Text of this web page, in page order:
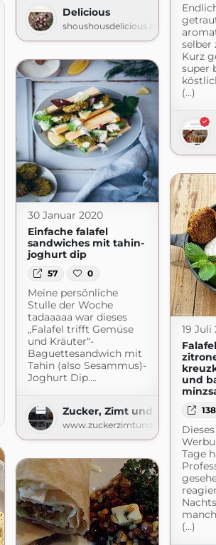
Delicious
shoushousdelicious.blogspot.com
selber
Kurz
super
(...)
30 Januar 2020
Einfache falafel
sandwiches mit tahin-
joghurt dip
57 0
Meine persönliche
Stulle der Woche
tadaaaaa war dieses
„Falafel trifft Gemüse
und Kräuter“-
Baguettesandwich mit
Tahin (also Sesammus)-
Joghurt Dip.…
Zucker, Zimt und Liebe
www.zuckerzimtundliebe.de
19 Juli
und
138
Tage
(...)